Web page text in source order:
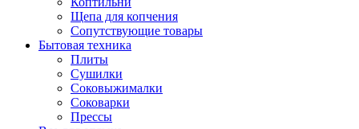
Щепа для копчения
Сопутствующие товары
Бытовая техника
Плиты
Сушилки
Соковыжималки
Соковарки
Прессы